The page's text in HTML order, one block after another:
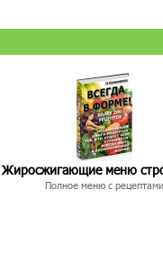
Жиросжигающие меню
Полное меню с рецептами